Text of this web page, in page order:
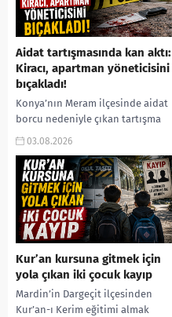
Aidat tartışmasında kan aktı:
Kiracı, apartman yöneticisini
bıçakladı!
Konya’nın Meram ilçesinde aidat
borcu nedeniyle çıkan tartışma
kanlı sona erdi. Kiracı ile
yaşanan anlaşmazlık sırasında
apartman...
03.08.2026
Kur’an kursuna gitmek için
yola çıkan iki çocuk kayıp
Mardin’in Dargeçit ilçesinden
Kur’an-ı Kerim eğitimi almak